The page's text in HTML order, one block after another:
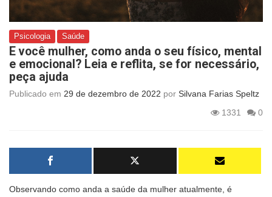
Psicologia Saúde
E você mulher, como anda o seu físico, mental
e emocional? Leia e reflita, se for necessário,
peça ajuda
Publicado em 29 de dezembro de 2022 por Silvana Farias Speltz
1331
0
Observando como anda a saúde da mulher atualmente, é